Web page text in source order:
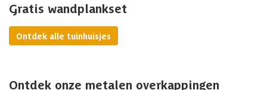
Gratis wandplankset
Ontdek alle tuinhuisjes
Ontdek onze metalen overkappingen